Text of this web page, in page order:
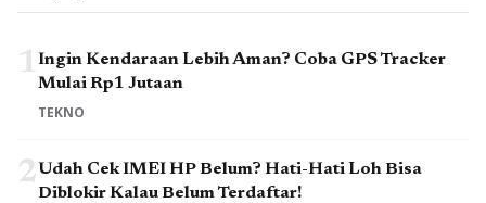
1Ingin Kendaraan Lebih Aman? Coba GPS Tracker
Mulai Rp1 Jutaan
TEKNO
2Udah Cek IMEI HP Belum? Hati-Hati Loh Bisa
Diblokir Kalau Belum Terdaftar!